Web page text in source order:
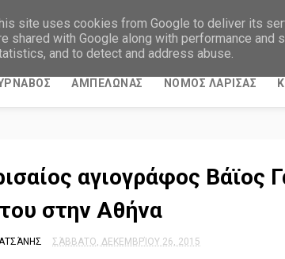
ΝΕΑ
ΑΜΠΕΛΩΝΑΣ ΝΟΜΟΣ ΛΑΡΙΣΑΣ
αγιογράφος Βάϊος
στην Αθήνα
ΣΆΒΒΑΤΟ, ΔΕΚΕΜΒΡΊΟΥ 26, 2015
site uses cookies from Google to deliver its
shared with Google along with performance
and to detect and address abuse.